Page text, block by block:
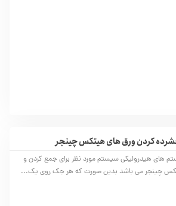
کردن ورق های هیتکس چینجر
های هیدرولیکی سیستم مورد نظر برای جمع کردن و
چینجر می باشد بدین صورت که هر جک روی یک...